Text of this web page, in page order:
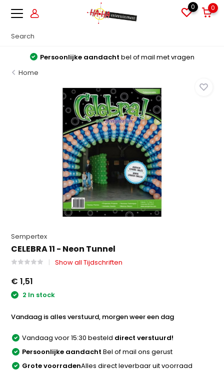
0 0
Persoonlijke aandacht bel of mail met vragen
Home
Sempertex
CELEBRA 11 - Neon Tunnel
Show all Tijdschriften
€ 1,51
2 In stock
Vandaag is alles verstuurd, morgen weer een dag
Vandaag voor 15:30 besteld direct verstuurd!
Persoonlijke aandacht Bel of mail ons gerust
Grote voorradenAlles direct leverbaar uit voorraad